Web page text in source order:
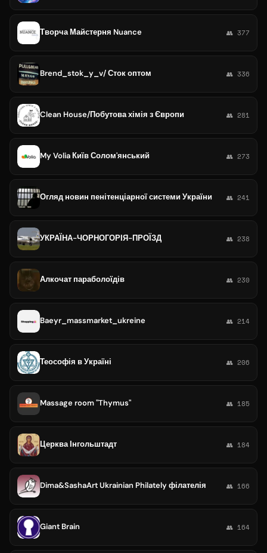
Творча Майстерня Nuance 👥 377
Brend_stok_y_v/ Сток оптом 👥 336
Clean House/Побутова хімія з Європи 👥 281
My Volia Київ Солом'янський 👥 273
Огляд новин пенітенціарної системи України 👥 241
УКРАЇНА-ЧОРНОГОРІЯ-ПРОЇЗД 👥 238
Алкочат параболоїдів 👥 230
Baeyr_massmarket_ukreine 👥 214
Теософія в Україні 👥 206
Massage room "Thymus" 👥 185
Церква Інгольштадт 👥 184
Dima&SashaArt Ukrainian Philately філателія 👥 166
Giant Brain 👥 164